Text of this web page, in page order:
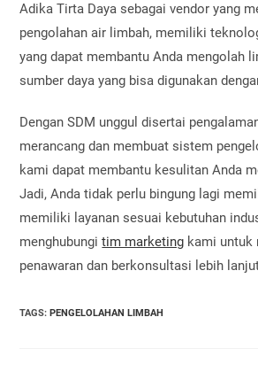
Adika Tirta Daya sebagai vendor yang
pengolahan air limbah, memiliki
yang dapat membantu Anda mengolah
sumber daya yang bisa digunakan
Dengan SDM unggul disertai
merancang dan membuat sistem
kami dapat membantu kesulitan Anda
Jadi, Anda tidak perlu bingung lagi
memiliki layanan sesuai kebutuhan
menghubungitim marketing kami untuk
penawaran dan berkonsultasi lebih
TAGS: PENGELOLAHAN LIMBAH